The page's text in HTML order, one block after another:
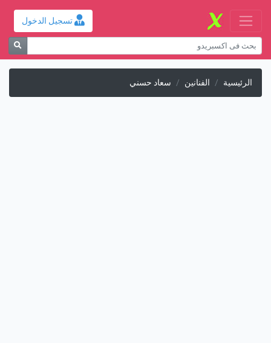
تسجيل الدخول
الرئيسية الفنانين سعاد حسني